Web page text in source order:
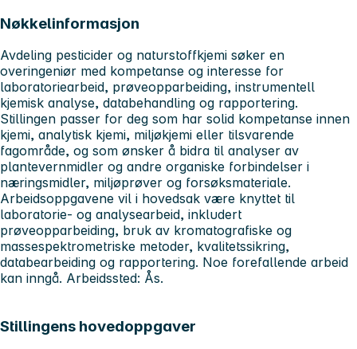
Nøkkelinformasjon
Avdeling pesticider og naturstoffkjemi søker en
overingeniør med kompetanse og interesse for
laboratoriearbeid, prøveopparbeiding, instrumentell
kjemisk analyse, databehandling og rapportering.
Stillingen passer for deg som har solid kompetanse innen
kjemi, analytisk kjemi, miljøkjemi eller tilsvarende
fagområde, og som ønsker å bidra til analyser av
plantevernmidler og andre organiske forbindelser i
næringsmidler, miljøprøver og forsøksmateriale.
Arbeidsoppgavene vil i hovedsak være knyttet til
laboratorie- og analysearbeid, inkludert
prøveopparbeiding, bruk av kromatografiske og
massespektrometriske metoder, kvalitetssikring,
databearbeiding og rapportering. Noe forefallende arbeid
kan inngå. Arbeidssted: Ås.
Stillingens hovedoppgaver